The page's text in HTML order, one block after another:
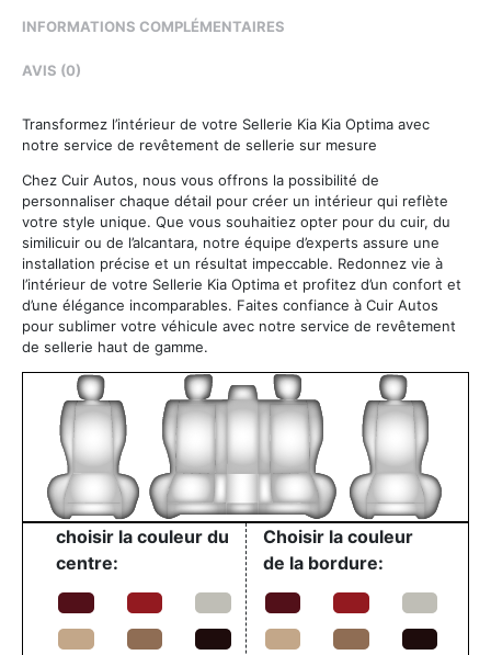
INFORMATIONS COMPLÉMENTAIRES
AVIS (0)
Transformez l’intérieur de votre Sellerie Kia Kia Optima avec
notre service de revêtement de sellerie sur mesure
Chez Cuir Autos, nous vous offrons la possibilité de
personnaliser chaque détail pour créer un intérieur qui reflète
votre style unique. Que vous souhaitiez opter pour du cuir, du
similicuir ou de l’alcantara, notre équipe d’experts assure une
installation précise et un résultat impeccable. Redonnez vie à
l’intérieur de votre Sellerie Kia Optima et profitez d’un confort et
d’une élégance incomparables. Faites confiance à Cuir Autos
pour sublimer votre véhicule avec notre service de revêtement
de sellerie haut de gamme.
choisir la couleur du
centre:
Choisir la couleur
de la bordure: